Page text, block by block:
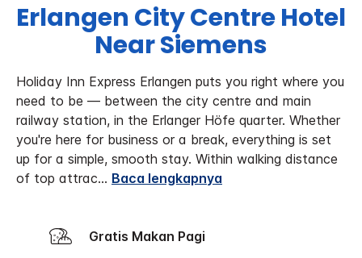
Erlangen City Centre Hotel
Near Siemens
Holiday Inn Express Erlangen puts you right where you
need to be — between the city centre and main
railway station, in the Erlanger Höfe quarter. Whether
you're here for business or a break, everything is set
up for a simple, smooth stay. Within walking distance
of top attrac... Baca lengkapnya
Gratis Makan Pagi